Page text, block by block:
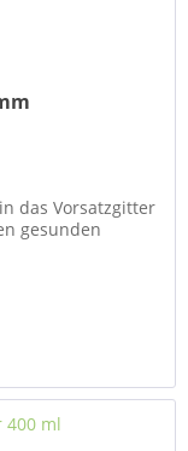
das Vorsatzgitter
gesunden